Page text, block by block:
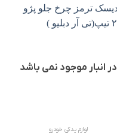
در انبار موجود نمی باشد
لوازم یدکی خودرو